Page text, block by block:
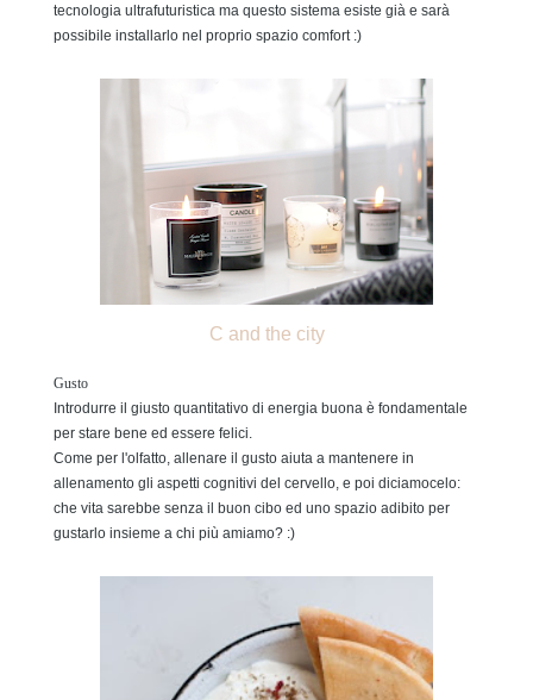
tecnologia ultrafuturistica ma questo sistema esiste già e sarà
possibile installarlo nel proprio spazio comfort :)
C and the city
Gusto
Introdurre il giusto quantitativo di energia buona è fondamentale
per stare bene ed essere felici.
Come per l'olfatto, allenare il gusto aiuta a mantenere in
allenamento gli aspetti cognitivi del cervello, e poi diciamocelo:
che vita sarebbe senza il buon cibo ed uno spazio adibito per
gustarlo insieme a chi più amiamo? :)